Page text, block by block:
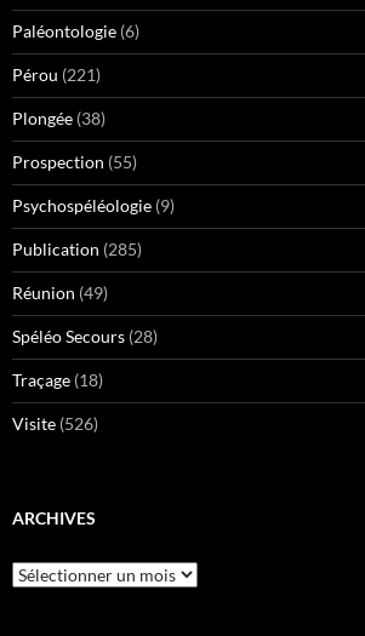
Paléontologie (6)
Pérou (221)
Plongée (38)
Prospection (55)
Psychospéléologie (9)
Publication (285)
Réunion (49)
Spéléo Secours (28)
Traçage (18)
Visite (526)
ARCHIVES
Archives